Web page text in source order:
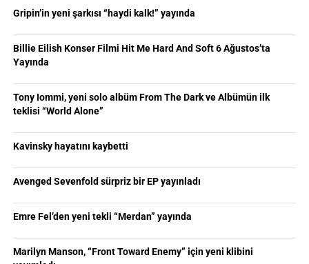
Gripin’in yeni şarkısı “haydi kalk!” yayında
Billie Eilish Konser Filmi Hit Me Hard And Soft 6 Ağustos’ta
Yayında
Tony Iommi, yeni solo albüm From The Dark ve Albümün ilk
teklisi “World Alone”
Kavinsky hayatını kaybetti
Avenged Sevenfold sürpriz bir EP yayınladı
Emre Fel’den yeni tekli “Merdan” yayında
Marilyn Manson, “Front Toward Enemy” için yeni klibini